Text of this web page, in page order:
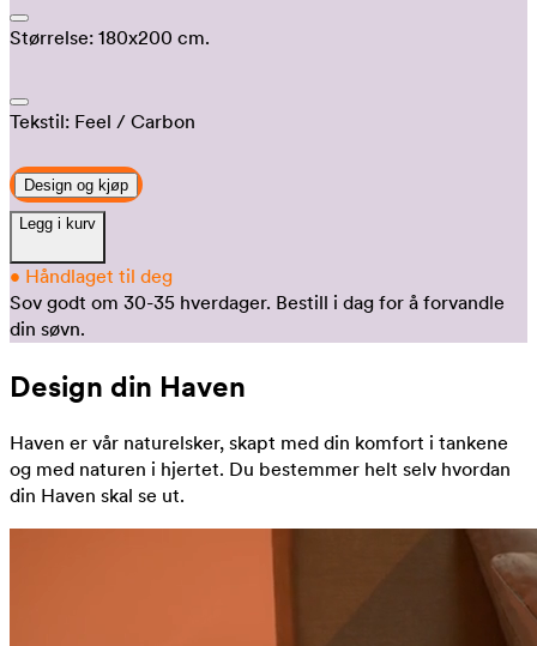
Størrelse: 180x200 cm.
Tekstil: Feel / Carbon
Design og kjøp
Legg i kurv
• Håndlaget til deg
Sov godt om 30-35 hverdager. Bestill i dag for å forvandle
din søvn.
Design din Haven
Haven er vår naturelsker, skapt med din komfort i tankene
og med naturen i hjertet. Du bestemmer helt selv hvordan
din Haven skal se ut.